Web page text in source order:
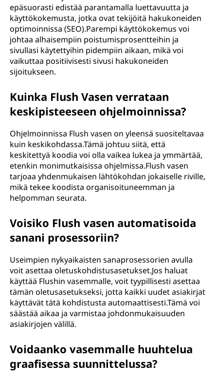
epäsuorasti edistää parantamalla luettavuutta ja
käyttökokemusta, jotka ovat tekijöitä hakukoneiden
optimoinnissa (SEO).Parempi käyttökokemus voi
johtaa alhaisempiin poistumisprosentteihin ja
sivullasi käytettyihin pidempiin aikaan, mikä voi
vaikuttaa positiivisesti sivusi hakukoneiden
sijoitukseen.
Kuinka Flush Vasen verrataan
keskipisteeseen ohjelmoinnissa?
Ohjelmoinnissa Flush vasen on yleensä suositeltavaa
kuin keskikohdassa.Tämä johtuu siitä, että
keskitettyä koodia voi olla vaikea lukea ja ymmärtää,
etenkin monimutkaisissa ohjelmissa.Flush vasen
tarjoaa yhdenmukaisen lähtökohdan jokaiselle riville,
mikä tekee koodista organisoituneemman ja
helpomman seurata.
Voisiko Flush vasen automatisoida
sanani prosessoriin?
Useimpien nykyaikaisten sanaprosessorien avulla
voit asettaa oletuskohdistusasetukset.Jos haluat
käyttää Flushin vasemmalle, voit tyypillisesti asettaa
tämän oletusasetukseksi, jotta kaikki uudet asiakirjat
käyttävät tätä kohdistusta automaattisesti.Tämä voi
säästää aikaa ja varmistaa johdonmukaisuuden
asiakirjojen välillä.
Voidaanko vasemmalle huuhtelua
graafisessa suunnittelussa?